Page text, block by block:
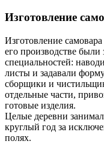
Изготовление
Изготовление
его производстве
специальностей:
листы и задавали
сборщики и
отдельные части,
готовые изделия.
Целые деревни
круглый год за
полях.